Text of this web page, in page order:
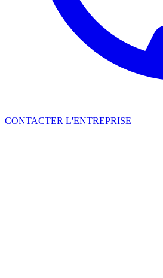
CONTACTER L'ENTREPRISE